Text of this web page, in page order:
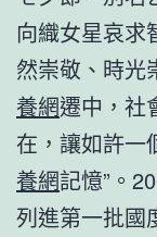
向織女星哀求
然崇敬、時光
養網遷中，社
在，讓如許一
養網記憶”。
列進第一批國